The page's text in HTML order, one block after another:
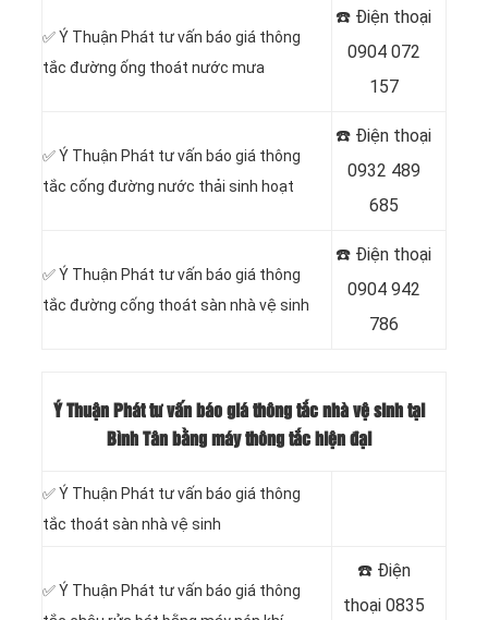
✅ Ý Thuận Phát tư vấn báo giá thông
tắc đường ống thoát nước mưa
☎️ Điện thoại
0904 072
157
‎✅ Ý Thuận Phát tư vấn báo giá thông
tắc cống đường nước thải sinh hoạt
☎️ Điện thoại
0932 489
685
✅ Ý Thuận Phát tư vấn báo giá thông
tắc đường cống thoát sàn nhà vệ sinh
☎️ Điện thoại
0904 942
786
Ý Thuận Phát tư vấn báo giá thông tắc nhà vệ sinh tại
Bình Tân bằng máy thông tắc hiện đại
✅ Ý Thuận Phát tư vấn báo giá thông
tắc thoát sàn nhà vệ sinh
✅ Ý Thuận Phát tư vấn báo giá thông
☎️ Điện
thoại0835